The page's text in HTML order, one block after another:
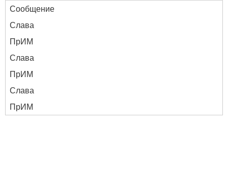
Сообщение
Слава
ПрИМ
Слава
ПрИМ
Слава
ПрИМ